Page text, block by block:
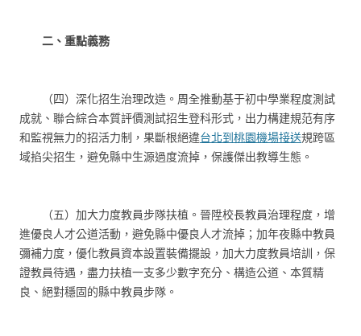
二、重點義務
（四）深化招生治理改造。周全推動基于初中學業程度測試
成就、聯合綜合本質評價測試招生登科形式，出力構建規范有序
和監視無力的招活力制，果斷根絕違台北到桃園機場接送規跨區
域掐尖招生，避免縣中生源過度流掉，保護傑出教導生態。
（五）加大力度教員步隊扶植。晉陞校長教員治理程度，增
進優良人才公道活動，避免縣中優良人才流掉；加年夜縣中教員
彌補力度，優化教員資本設置裝備擺設，加大力度教員培訓，保
證教員待遇，盡力扶植一支多少數字充分、構造公道、本質精
良、絕對穩固的縣中教員步隊。